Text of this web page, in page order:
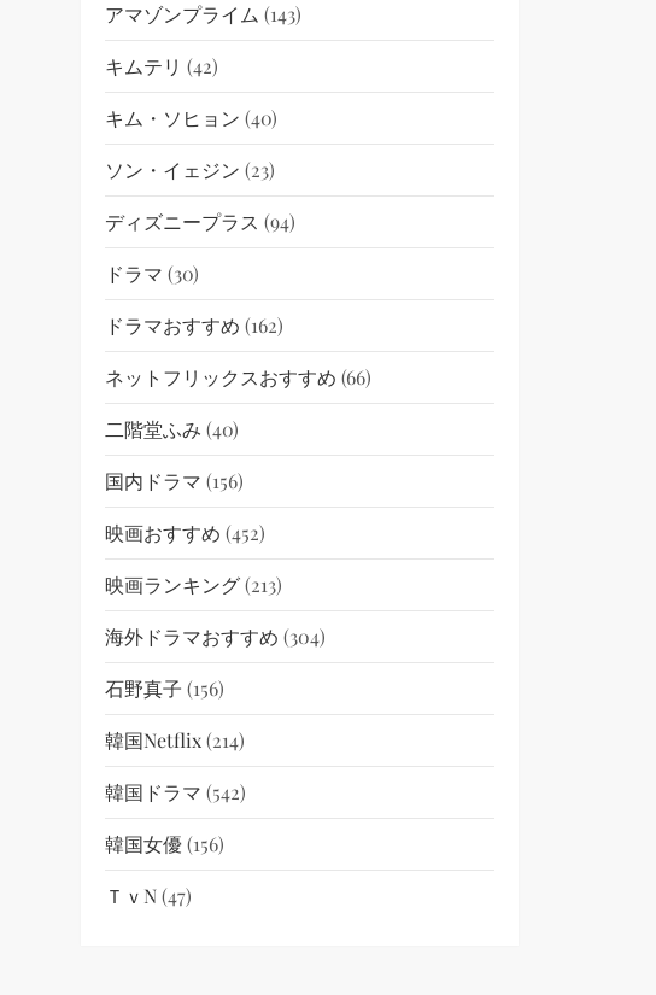
アマゾンプライム (143)
キムテリ (42)
キム・ソヒョン (40)
ソン・イェジン (23)
ディズニープラス (94)
ドラマ (30)
ドラマおすすめ (162)
ネットフリックスおすすめ (66)
二階堂ふみ (40)
国内ドラマ (156)
映画おすすめ (452)
映画ランキング(213)
海外ドラマおすすめ (304)
石野真子 (156)
韓国netflix(214)
韓国ドラマ (542)
韓国女優(156)
ＴｖN(47)